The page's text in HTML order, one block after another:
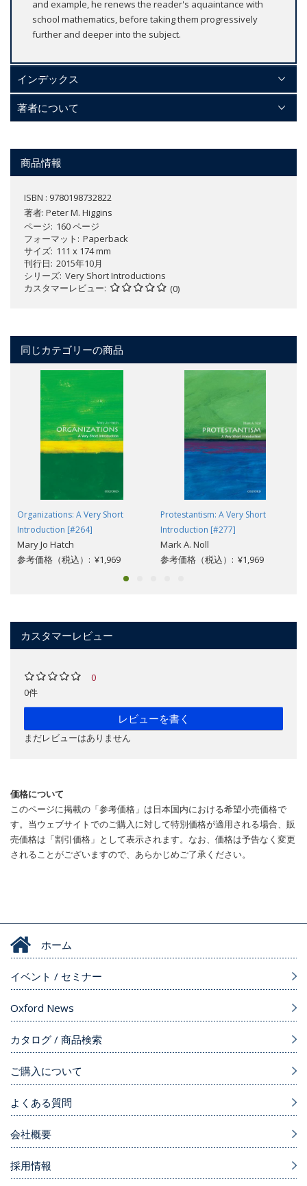
and example, he renews the reader's aquaintance with
school mathematics, before taking them progressively
further and deeper into the subject.
インデックス
著者について
商品情報
ISBN : 9780198732822
著者: Peter M. Higgins
ページ 160 ページ
フォーマット
Paperback
サイズ 111 x 174 mm
刊行日 2015年10月
シリーズ Very Short Introductions
カスタマーレビュー
(0)
同じカテゴリーの商品
Organizations: A Very Short
Introduction [#264]
Mary Jo Hatch
参考価格（税込）: ¥1,969
Protestantism: A Very Short
Introduction [#277]
Mark A. Noll
参考価格（税込）: ¥1,969
カスタマーレビュー
0
0件
レビューを書く
まだレビューはありません
価格について
このページに掲載の「参考価格」は日本国内における希望小売価格で
す。当ウェブサイトでのご購入に対して特別価格が適用される場合、販
売価格は「割引価格」として表示されます。なお、価格は予告なく変更
されることがございますので、あらかじめご了承ください。
ホーム
イベント / セミナー
Oxford News
カタログ / 商品検索
ご購入について
よくある質問
会社概要
採用情報